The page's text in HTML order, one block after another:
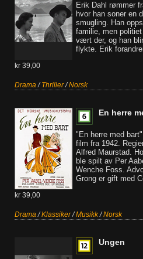
Erik Dahl rømmer
hvor han soner en
smugling. Han
familie, men
vært der, og han
flykte. Erik
kr 39,00
Drama/Thriller/Norsk
En herre
"En herre med
film fra 1942.
Alfred Maurstad.
ble spilt av Per
Wenche Foss.
Grong er gift med
kr 39,00
Drama/Klassiker/Musikk/Norsk
Ungen